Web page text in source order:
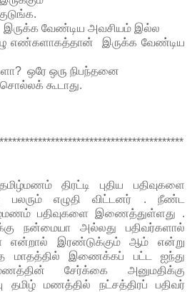
வேண்டிய அவசியம் இல்ல
எண்களாகத்தான் இருக்க வேண்டிய
ஒரே ஒரு நிபந்தனை
கூடாது.
திரட்டி புதிய பதிவுகளை
பலரும் எழுதி விட்டனர் . நீண்ட
பதிவுகளை இணைத்துள்ளது .
நன்மையா அல்லது பதிவர்களால்
என்றால் இரண்டுக்கும் ஆம் என்று
இணைக்கப் பட்ட ஐந்து
சேர்க்கை அனுமதிக்கு
தமிழ் மணத்தில் நட்சத்திரப் பதிவர்